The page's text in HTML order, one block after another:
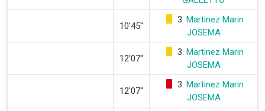
10'45''
3. Martinez Marin
JOSEMA
12'07''
3. Martinez Marin
JOSEMA
12'07''
3. Martinez Marin
JOSEMA